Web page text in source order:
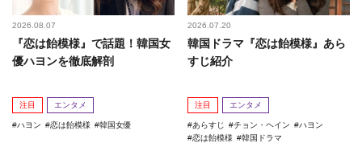
2026.08.07
『恋は飴模様』で話題！韓国女
優ハヨンを徹底解剖
注目 エンタメ
ハヨン 恋は飴模様 韓国女優
2026.07.20
韓国ドラマ『恋は飴模様』あら
すじ紹介
注目 エンタメ
あらすじ チョン・ヘイン
ハヨン
恋は飴模様
韓国ドラマ